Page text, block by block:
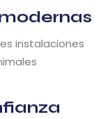
instalaciones